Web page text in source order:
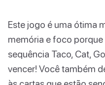
Este jogo é uma ótima
memória e foco
sequência Taco, Cat,
vencer! Você também